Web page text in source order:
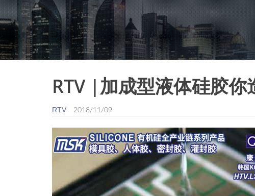
RTV |加成型液体硅胶你
RTV 2018/11/09